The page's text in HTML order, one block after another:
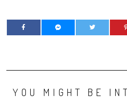
YOU MIGHT BE